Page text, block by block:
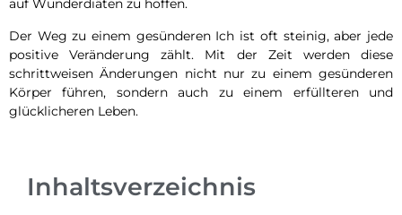
auf Wunderdiäten zu hoffen.
Der Weg zu einem gesünderen Ich ist oft steinig, aber jede
positive Veränderung zählt. Mit der Zeit werden diese
schrittweisen Änderungen nicht nur zu einem gesünderen
Körper führen, sondern auch zu einem erfüllteren und
glücklicheren Leben.
Inhaltsverzeichnis